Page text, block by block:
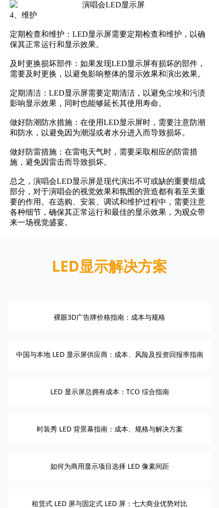
4、维护
定期检查和维护 ：LED显示屏需要定期检查和维护，以确
保其正常运行和显示效果。
及时更换损坏部件：如果发现LED显示屏有损坏的部件，
需要及时更换，以避免影响整体的显示效果和演出效果。
定期清洁：LED显示屏需要定期清洁，以避免尘埃和污渍
影响显示效果，同时也能够延长其使用寿命。
做好防潮防水措施：在使用LED显示屏时，需要注意防潮
和防水，以避免因为潮湿或者水分进入而导致损坏。
做好防雷措施：在雷电天气时，需要采取相应的防雷措
施，避免因雷击而导致损坏。
总之，演唱会LED显示屏是现代演出不可或缺的重要组成
部分，对于演唱会的视觉效果和氛围的营造都有着至关重
要的作用。在选购、安装、调试和维护过程中，需要注意
各种细节，确保其正常运行和最佳的显示效果，为观众带
来一场视觉盛宴。
LED显示解决方案
裸眼3D广告牌价格指南：成本与规格
中国与本地 LED 显示屏供应商：成本、风险及投资回报率指南
LED 显示屏总拥有成本：TCO 综合指南
时装秀 LED 背景幕指南：成本、规格与解决方案
如何为商用显示项目选择 LED 像素间距
租赁式 LED 屏与固定式 LED 屏：七大商业优势对比